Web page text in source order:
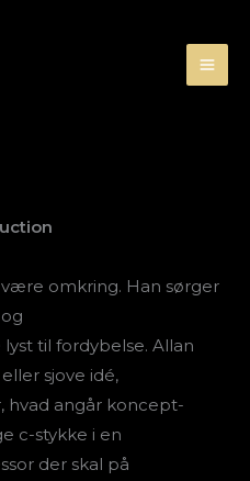
omkring. Han sørger
til fordybelse. Allan
sjove idé,
hvad angår koncept-
c-stykke i en
der skal på